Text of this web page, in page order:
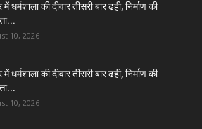
में धर्मशाला की दीवार तीसरी बार ढही, निर्माण की
10, 2026
में धर्मशाला की दीवार तीसरी बार ढही, निर्माण की
10, 2026